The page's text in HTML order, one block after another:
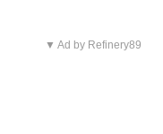
▼ Ad by Refinery89